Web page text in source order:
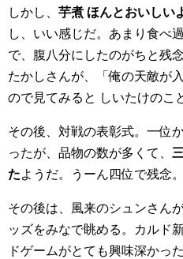
しかし、 芋煮 ほんとおいしい
し、いい感じだ。あまり食べ
で、腹八分にしたのがちと残念
たかしさんが、「俺の天敵が
ので見てみると しいたけのこ
その後、対戦の表彰式。一位
ったが、品物の数が多くて、
たようだ。うーん四位で残念。
その後は、風来のシュンさん
ッズをみなで眺める。カルド
ドゲームがとても興味深かった